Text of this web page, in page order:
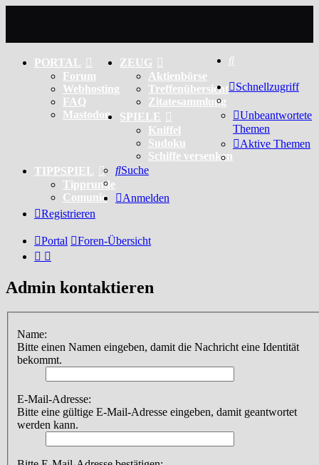
PORTAL
Forum
Webhosting
FAQ
Mastodon
ZEUG
Aktienbörse
Treffenübersicht
Zitatesammlung
SPIELE
Kniffel
Sudoku
Schiffe versenken
TIPPSPIEL
Tipprunde
Comunio
Schnellzugriff
Unbeantwortete
Themen
Aktive Themen
Suche
Anmelden
Registrieren
Portal Foren-Übersicht
Admin kontaktieren
Name:
Bitte einen Namen eingeben, damit die Nachricht eine Identität
bekommt.
E-Mail-Adresse:
Bitte eine gültige E-Mail-Adresse eingeben, damit geantwortet
werden kann.